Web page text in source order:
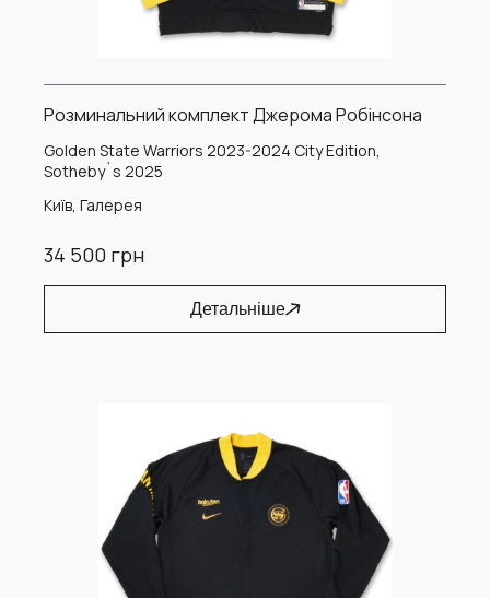
Розминальний комплект Джерома Робінсона
Golden State Warriors 2023-2024 City Edition,
Sotheby`s 2025
Київ, Галерея
34 500 грн
Детальніше